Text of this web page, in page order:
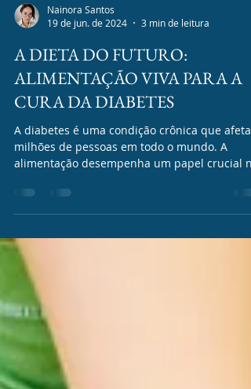
Nainora Santos
19 de jun. de 2024
3 min de leitura
A DIETA DO FUTURO:
ALIMENTAÇÃO VIVA PARA A
CURA DA DIABETES
A diabetes é uma condição crônica que afeta
alimentação desempenha um papel crucial no
controle e...